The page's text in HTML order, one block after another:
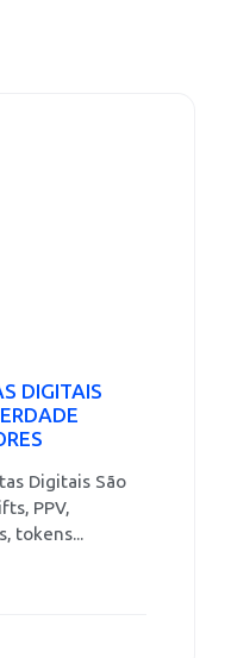
DIGITAIS
Digitais São
PPV,
tokens...